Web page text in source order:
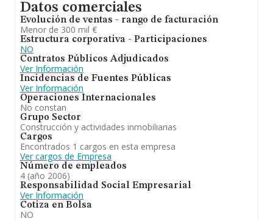
Datos comerciales
Evolución de ventas - rango de facturación
Menor de 300 mil €
Estructura corporativa - Participaciones
NO
Contratos Públicos Adjudicados
Ver Información
Incidencias de Fuentes Públicas
Ver Información
Operaciones Internacionales
No constan
Grupo Sector
Construcción y actividades inmobiliarias
Cargos
Encontrados 1 cargos en esta empresa
Ver cargos de Empresa
Número de empleados
4 (año 2006)
Responsabilidad Social Empresarial
Ver Información
Cotiza en Bolsa
NO